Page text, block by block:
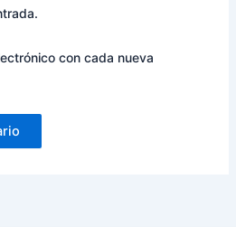
con cada nueva